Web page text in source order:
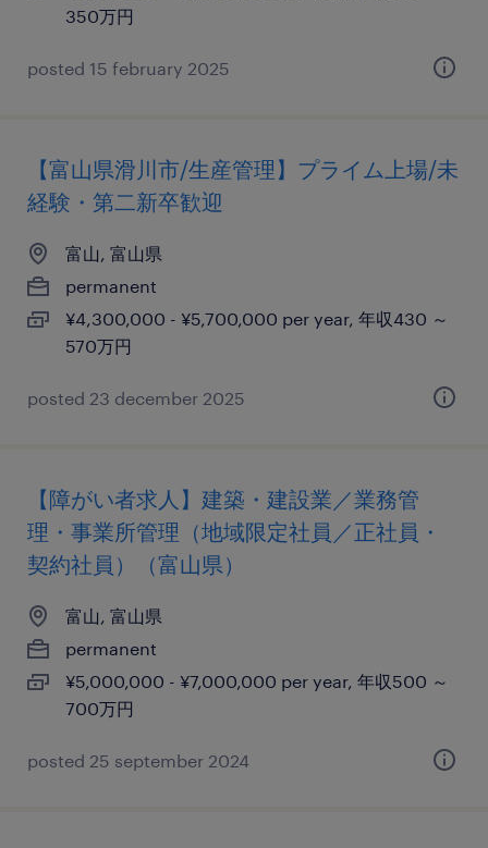
350万円
posted 15 february 2025
【富山県滑川市/生産管理】プライム上場/未
経験・第二新卒歓迎
富山, 富山県
permanent
¥4,300,000 - ¥5,700,000 per year, 年収430 ～
570万円
posted 23 december 2025
【障がい者求人】建築・建設業／業務管
理・事業所管理（地域限定社員／正社員・
契約社員）（富山県）
富山, 富山県
permanent
¥5,000,000 - ¥7,000,000 per year, 年収500 ～
700万円
posted 25 september 2024